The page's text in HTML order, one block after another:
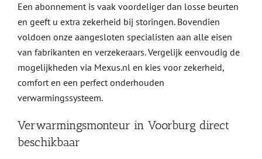
Een abonnement is vaak voordeliger dan losse beurten
en geeft u extra zekerheid bij storingen. Bovendien
voldoen onze aangesloten specialisten aan alle eisen
van fabrikanten en verzekeraars. Vergelijk eenvoudig de
mogelijkheden via Mexus.nl en kies voor zekerheid,
comfort en een perfect onderhouden
verwarmingssysteem.
Verwarmingsmonteur in Voorburg direct
beschikbaar